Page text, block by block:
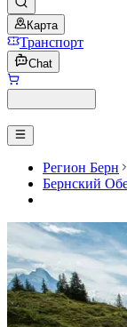
Карта
Транспорт
Chat
Регион Берн
Бернский